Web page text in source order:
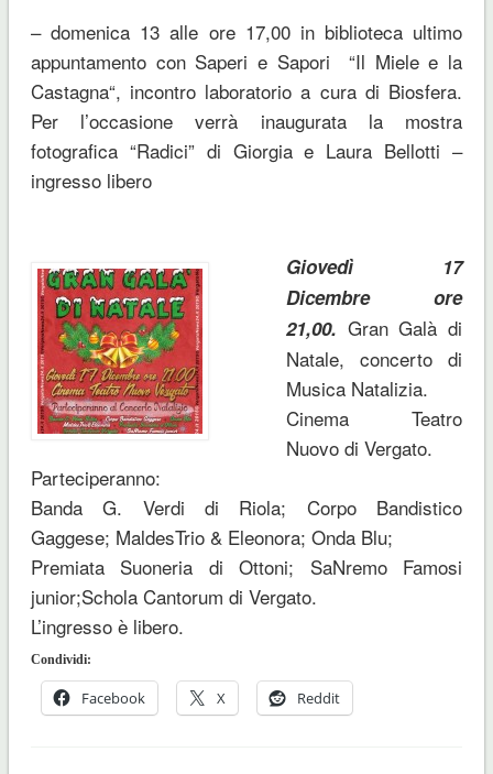
– domenica 13 alle ore 17,00 in biblioteca ultimo
appuntamento con Saperi e Sapori “Il Miele e la
Castagna“, incontro laboratorio a cura di Biosfera.
Per l’occasione verrà inaugurata la mostra
fotografica “Radici” di Giorgia e Laura Bellotti –
ingresso libero
Giovedì 17
Dicembre ore
21,00. Gran Galà di
Natale, concerto di
Musica Natalizia.
Cinema Teatro
Nuovo di Vergato.
Parteciperanno:
Banda G. Verdi di Riola; Corpo Bandistico
Gaggese; MaldesTrio & Eleonora; Onda Blu;
Premiata Suoneria di Ottoni; SaNremo Famosi
junior;Schola Cantorum di Vergato.
L’ingresso è libero.
Condividi:
Facebook X Reddit